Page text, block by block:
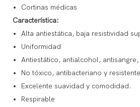
Cortinas médicas
Característica:
Alta antiestática, baja resistividad
Uniformidad
Antiestático, antialcohol, antisangre,
No tóxico, antibacteriano y
Excelente suavidad y comodidad.
Respirable